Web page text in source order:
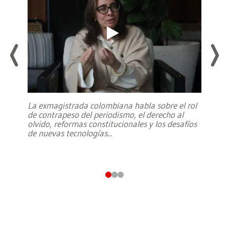
La exmagistrada colombiana habla sobre el rol
de contrapeso del periodismo, el derecho al
olvido, reformas constitucionales y los desafíos
de nuevas tecnologías...